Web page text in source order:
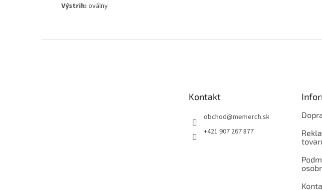
Výstrih: oválny
Kontakt
obchod@memerch.sk
+421 907 267 877